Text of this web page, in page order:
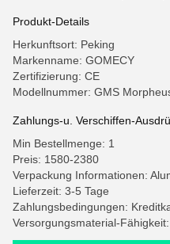
Produkt-Details
Herkunftsort: Peking
Markenname: GOMECY
Zertifizierung: CE
Modellnummer: GMS
Zahlungs-u. Verschiffen-
Min Bestellmenge: 1
Preis: 1580-2380
Verpackung Informationen:
Lieferzeit: 3-5 Tage
Zahlungsbedingungen:
Versorgungsmaterial-